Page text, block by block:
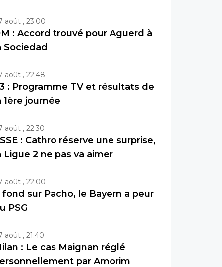
août , 23:00
: Accord trouvé pour Aguerd à
Sociedad
août , 22:48
: Programme TV et résultats de
1ère journée
août , 22:30
: Cathro réserve une surprise,
Ligue 2 ne pas va aimer
août , 22:00
fond sur Pacho, le Bayern a peur
PSG
août , 21:40
: Le cas Maignan réglé
par Amorim